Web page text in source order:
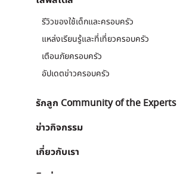
รีวิวของใช้เด็กและครอบครัว
แหล่งเรียนรู้และที่เที่ยวครอบครัว
เตือนภัยครอบครัว
อัปเดตข่าวครอบครัว
รักลูก Community of the Experts
ข่าวกิจกรรม
เกี่ยวกับเรา